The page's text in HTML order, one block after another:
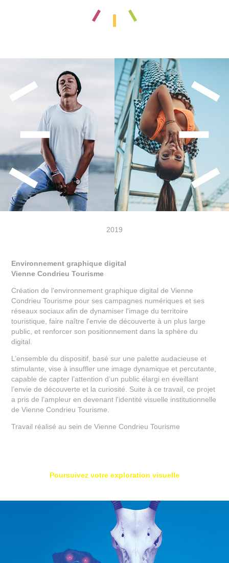
2019
Environnement graphique digital
Vienne Condrieu Tourisme
Création de l'environnement graphique digital de Vienne
Condrieu Tourisme pour ses campagnes numériques et ses
réseaux sociaux afin de dynamiser l'image du territoire
touristique, faire naître l'envie de découverte à un plus large
public, et renforcer son positionnement dans la sphère du
digital.
L’ensemble du dispositif, basé sur une palette audacieuse et
stimulante, vise à insuffler une image dynamique et percutante,
capable de capter l’attention d’un public élargi en éveillant
l’envie de découverte et la curiosité. Suite à ce travail, ce projet
a pris de l’ampleur en devenant l'identité visuelle institutionnelle
de Vienne Condrieu Tourisme.
Travail réalisé au sein de Vienne Condrieu Tourisme
Poursuivez votre exploration visuelle